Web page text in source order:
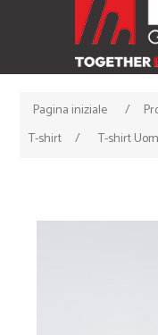
Pagina iniziale /
T-shirt
/ T-shirt